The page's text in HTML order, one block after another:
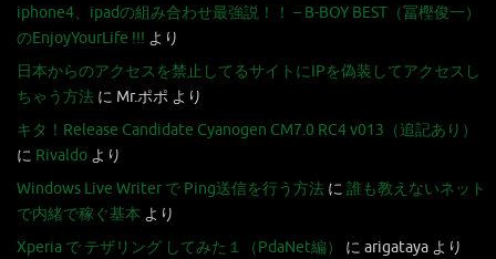
iphone4、ipadの組み合わせ最強説！！ – B-BOY BEST（冨樫俊一）
のEnjoyYourLife !!! より
日本からのアクセスを禁止してるサイトにIPを偽装してアクセスし
ちゃう方法 に Mr.ポポ より
キタ！Release Candidate Cyanogen CM7.0 RC4 v013（追記あり）
に Rivaldo より
Windows Live Writer で Ping送信を行う方法 に 誰も教えないネット
で内緒で稼ぐ基本 より
Xperia で テザリング してみた１（PdaNet編）
に arigataya より